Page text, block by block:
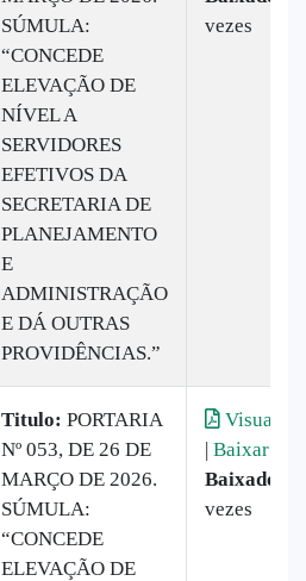
SÚMULA:
“CONCEDE
ELEVAÇÃO DE
NÍVEL A
SERVIDORES
EFETIVOS DA
SECRETARIA DE
PLANEJAMENTO
E
ADMINISTRAÇÃO
E DÁ OUTRAS
PROVIDÊNCIAS.”
vezes
Titulo: PORTARIA
Nº 053, DE 26 DE
MARÇO DE 2026.
SÚMULA:
“CONCEDE
ELEVAÇÃO DE
| Baixar
Baixado:
vezes